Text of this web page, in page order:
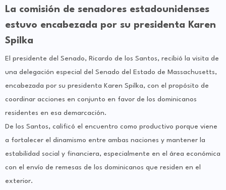
La comisión de senadores estadounidenses
estuvo encabezada por su presidenta Karen
Spilka
El presidente del Senado, Ricardo de los Santos, recibió la visita de
una delegación especial del Senado del Estado de Massachusetts,
encabezada por su presidenta Karen Spilka, con el propósito de
coordinar acciones en conjunto en favor de los dominicanos
residentes en esa demarcación.
De los Santos, calificó el encuentro como productivo porque viene
a fortalecer el dinamismo entre ambas naciones y mantener la
estabilidad social y financiera, especialmente en el área económica
con el envío de remesas de los dominicanos que residen en el
exterior.